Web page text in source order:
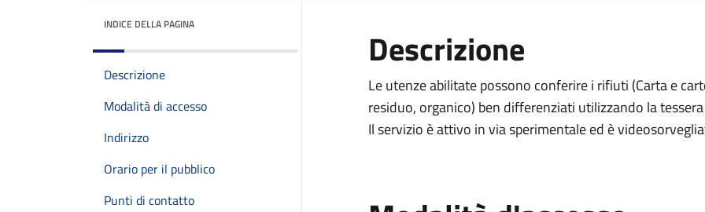
INDICE DELLA PAGINA
Descrizione
Modalità di accesso
Indirizzo
Orario per il pubblico
Punti di contatto
Descrizione
Le utenze abilitate possono conferire i rifiuti (Carta e
residuo, organico) ben differenziati utilizzando la
Il servizio è attivo in via sperimentale ed è